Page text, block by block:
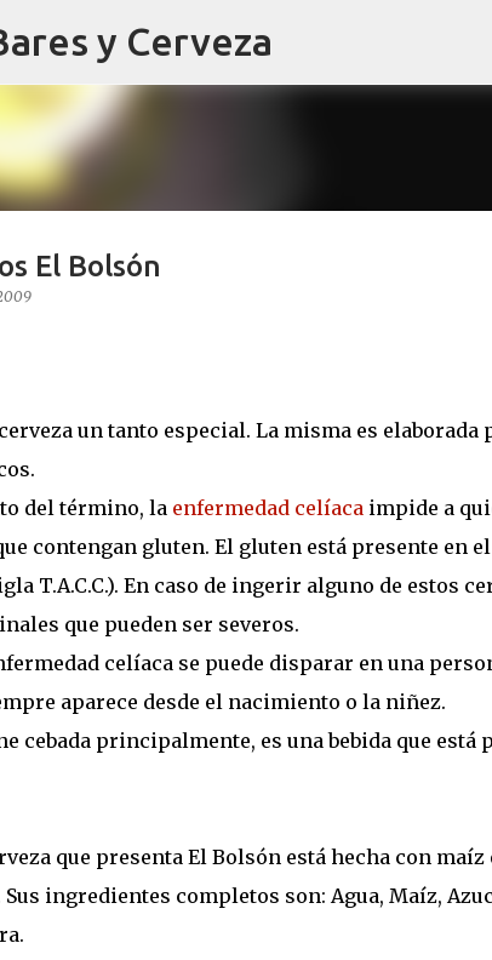
y Cerveza
El Bolsón
un tanto especial. La misma es elaborada
del término, la enfermedad celíacaimpide a
contengan gluten. El gluten está presente en el
T.A.C.C.). En caso de ingerir alguno de estos
que pueden ser severos.
celíaca se puede disparar en una
aparece desde el nacimiento o la niñez.
cebada principalmente, es una bebida que
que presenta El Bolsón está hecha con
Sus ingredientes completos son: Agua, Maíz,